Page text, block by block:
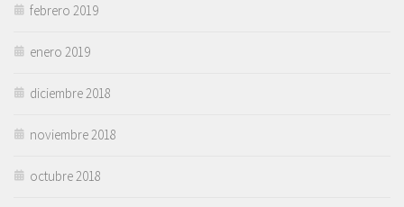
febrero 2019
enero 2019
diciembre 2018
noviembre 2018
octubre 2018